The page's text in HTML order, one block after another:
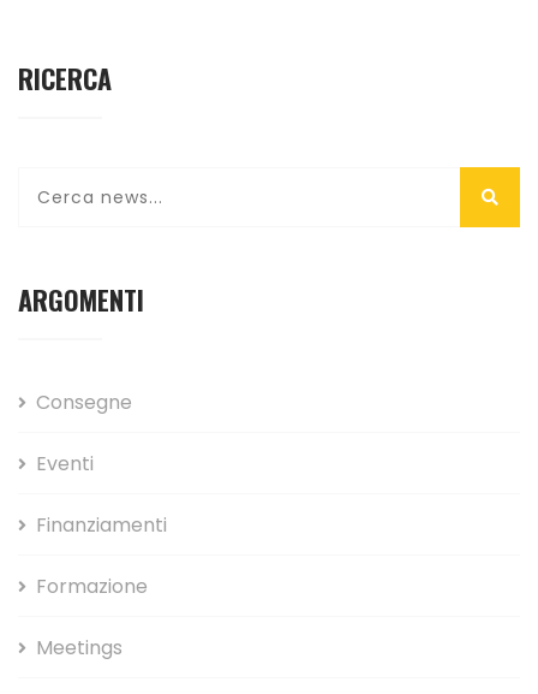
RICERCA
ARGOMENTI
Consegne
Eventi
Finanziamenti
Formazione
Meetings